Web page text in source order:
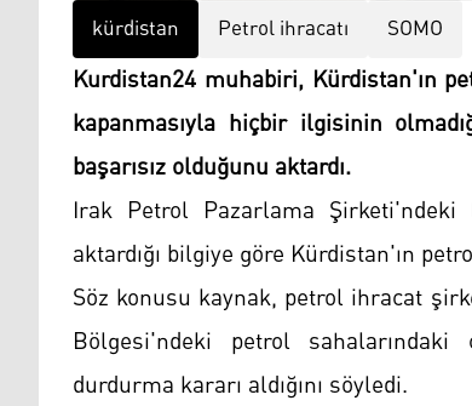
kürdistan Petrol ihracatı SOMO
Kurdistan24 muhabiri, Kürdistan'ın
kapanmasıyla hiçbir ilgisinin
başarısız olduğunu aktardı.
Irak Petrol Pazarlama
aktardığı bilgiye göre Kürdistan'ın
Söz konusu kaynak, petrol ihracat
Bölgesi'ndeki petrol
durdurma kararı aldığını söyledi.